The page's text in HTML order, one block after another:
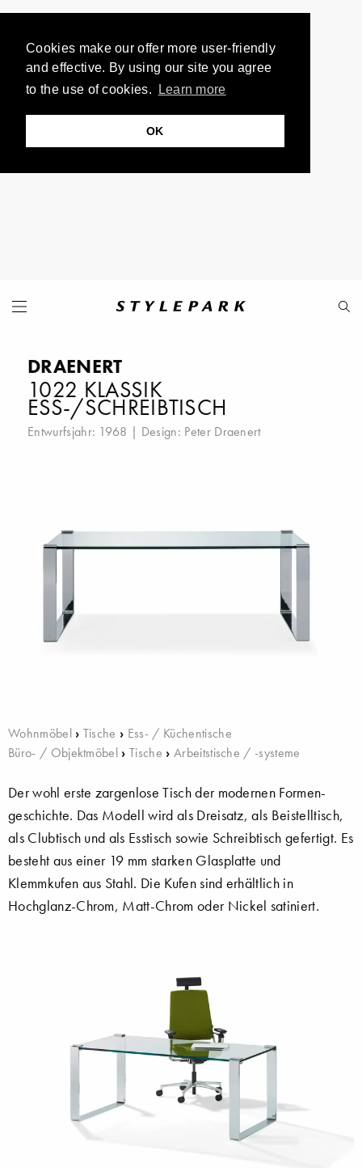
Cookies make our offer more user-friendly
and effective. By using our site you agree
to the use of cookies.
Learn more
OK
DRAENERT
1022 KLASSIK
ESS-/SCHREIBTISCH
Entwurfsjahr: 1968 | Design: Peter Draenert
Wohnmöbel› Tische › Ess- / Küchentische
Büro- / Objektmöbel ›Tische › Arbeitstische / -systeme
Der wohl erste zargenlose Tisch der modernen Formen-
geschichte. Das Modell wird als Dreisatz, als Beistelltisch,
als Clubtisch und als Esstisch sowie Schreibtisch gefertigt. Es
besteht aus einer 19 mm starken Glasplatte und
Klemmkufen aus Stahl. Die Kufen sind erhältlich in
Hochglanz-Chrom, Matt-Chrom oder Nickel satiniert.